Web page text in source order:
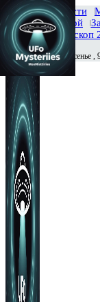
Главная Новости
Тайны вселенной
История
Гороскоп
Сегодня Воскресенье ,